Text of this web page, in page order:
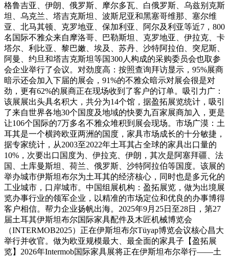
格鲁吉亚、伊朗、俄罗斯、摩尔多瓦、白俄罗斯、乌兹别克斯
坦、乌克兰、塔吉克斯坦、波斯尼亚和黑塞哥维那、塞尔维
亚、北马其顿、克罗地亚、保加利亚、阿尔及利亚等近7，800
名国际不雅众来自摩洛哥、巴勒斯坦、克罗地亚、伊拉克、卡
塔尔、利比亚、黎巴嫩、埃及、苏丹、沙特阿拉伯、突尼斯、
阿曼、约旦和塔吉克斯坦等国300人构成的采购委员会也取参
会企业举行了会议。对劲度高：按照查询拜访显示，95%展商
暗示还会加入下届的展会，91%的不雅众暗示对展会很是对
劲，更有62%的展商正在现场收到了客户的订单。吸引力广：
该展展出头具名积大，共分为14个馆，据盈拓展览统计，吸引
了来自世界各地30个国度及地域的快要九百家展商加入，更是
让106个国际的7万多名不雅众堆积到展会现场。市场广漠：土
耳其是一个横跨欧亚两洲的国度，家具市场成长的十分敏捷，
据专家统计，从2003至2022年土耳其占全球的家具出口量的
10%，次要出口国度为、伊拉克、伊朗，其次是阿塞拜疆、法
国、土库曼斯坦、荷兰、俄罗斯、沙特阿拉伯等国度。该展的
举办城市伊斯坦布尔为土耳其的经济核心，同时也是多元化的
工业城市，口岸城市。中国组展机构：盈拓展览，做为出境展
览办事行业的领军企业，以精准的市场定位和优良的办事博得
客户相信。帮力企业扬帆出海。2025年9月25日至28日，第27
届土耳其伊斯坦布尔国际家具配件及木匠机械博览会
（INTERMOB2025）正在伊斯坦布尔Tüyap博览会议核心昌大
举行并收官。做为欧亚规模最大、最全面的家具子【盈拓展
览】2026年Intermob国际家具展将正在伊斯坦布尔举行——土